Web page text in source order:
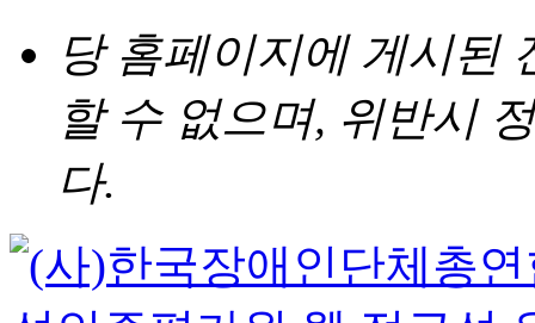
당 홈페이지에 게시된
할 수 없으며, 위반시
다.